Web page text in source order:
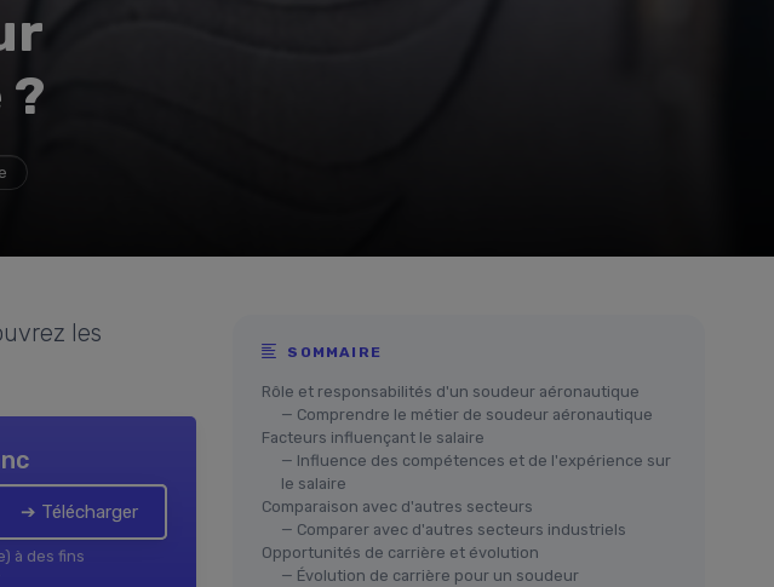
les
➔ Télécharger
à des fins
SOMMAIRE
Rôle et responsabilités d'un soudeur aéronautique
— Comprendre le métier de soudeur aéronautique
Facteurs influençant le salaire
— Influence des compétences et de l'expérience sur
le salaire
Comparaison avec d'autres secteurs
— Comparer avec d'autres secteurs industriels
Opportunités de carrière et évolution
— Évolution de carrière pour un soudeur